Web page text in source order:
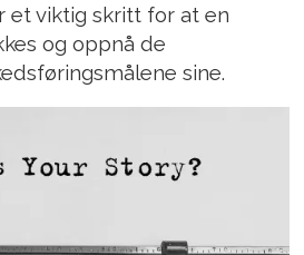
et viktig skritt for at en
og oppnå de
sine.